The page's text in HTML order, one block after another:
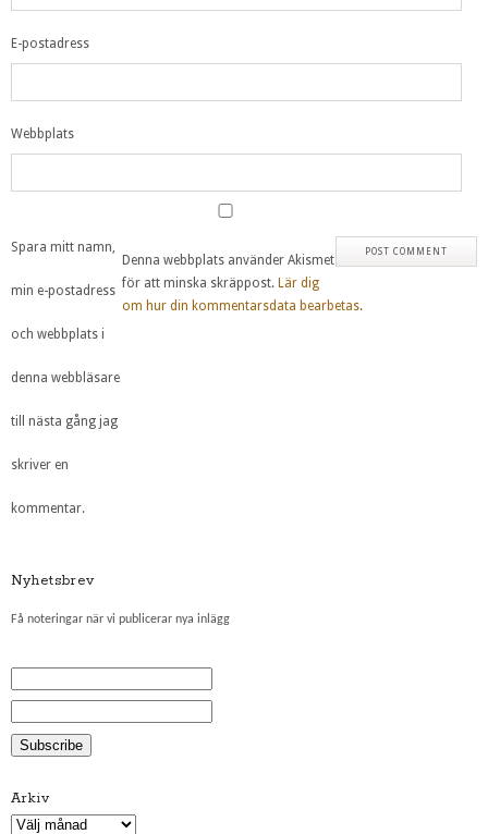
E-postadress
Webbplats
Spara mitt namn,
min e-postadress
och webbplats i
denna webbläsare
till nästa gång jag
skriver en
kommentar.
Denna webbplats använder Akismet
för att minska skräppost. Lär dig
om hur din kommentarsdata bearbetas.
Nyhetsbrev
Få noteringar när vi publicerar nya inlägg
Arkiv
Arkiv